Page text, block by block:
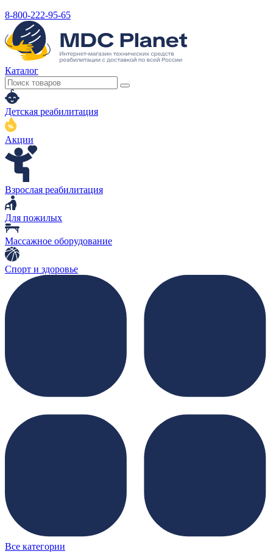
8-800-222-95-65
Каталог
Детская реабилитация
Акции
Взрослая реабилитация
Для пожилых
Массажное оборудование
Спорт и здоровье
Все категории